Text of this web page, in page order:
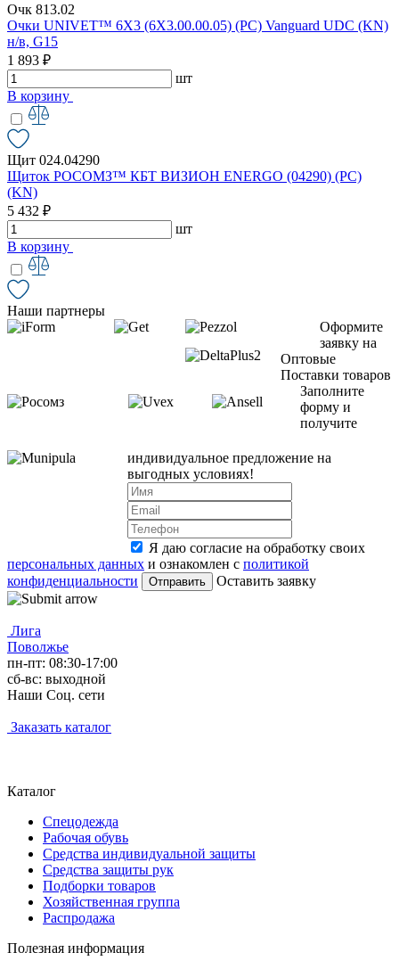
Очк 813.02
Очки UNIVET™ 6X3 (6X3.00.00.05) (РС) Vanguard UDC (KN)
н/в, G15
1 893 ₽
шт
В корзину
Щит 024.04290
Щиток РОСОМЗ™ КБТ ВИЗИОН ENERGO (04290) (PC)
(KN)
5 432 ₽
шт
В корзину
Наши партнеры
Оформите
заявку на
Оптовые
Поставки товаров
Заполните
форму и
получите
индивидуальное предложение на
выгодных условиях!
Я даю согласие на обработку своих
персональных данных и ознакомлен с политикой
конфиденциальности
Оставить заявку
Лига
Поволжье
пн-пт: 08:30-17:00
сб-вс: выходной
Наши Соц. сети
Заказать каталог
Каталог
Спецодежда
Рабочая обувь
Средства индивидуальной защиты
Средства защиты рук
Подборки товаров
Хозяйственная группа
Распродажа
Полезная информация